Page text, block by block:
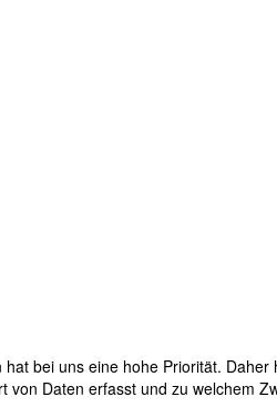
bei uns eine hohe Priorität.
Daten erfasst und zu welchem